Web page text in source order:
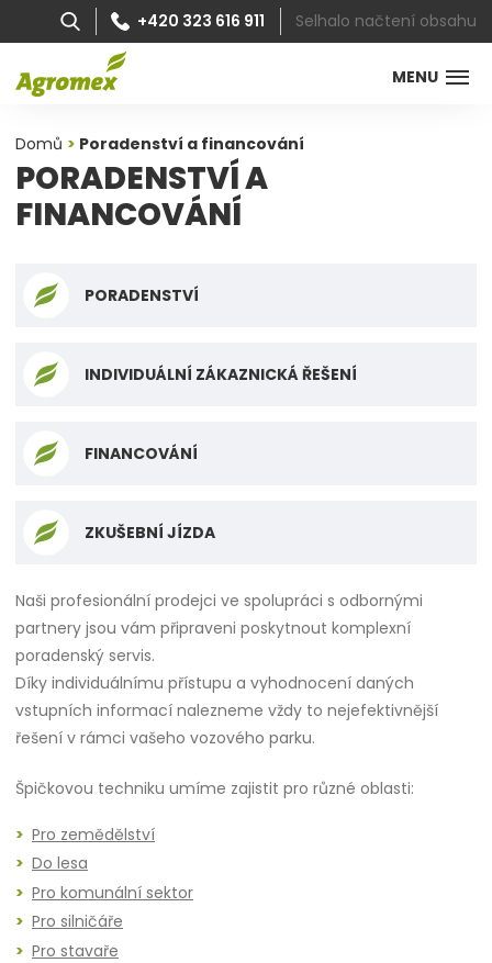
MENU
+420 323 616 911 Selhalo načtení obsahu
Domů Poradenství a financování
PORADENSTVÍ A
FINANCOVÁNÍ
PORADENSTVÍ
INDIVIDUÁLNÍ ZÁKAZNICKÁ ŘEŠENÍ
FINANCOVÁNÍ
ZKUŠEBNÍ JÍZDA
Naši profesionální prodejci ve spolupráci s odbornými
partnery jsou vám připraveni poskytnout komplexní
poradenský servis.
Díky individuálnímu přístupu a vyhodnocení daných
vstupních informací nalezneme vždy to nejefektivnější
řešení v rámci vašeho vozového parku.
Špičkovou techniku umíme zajistit pro různé oblasti:
Pro zemědělství
Do lesa
Pro komunální sektor
Pro silničáře
Pro stavaře